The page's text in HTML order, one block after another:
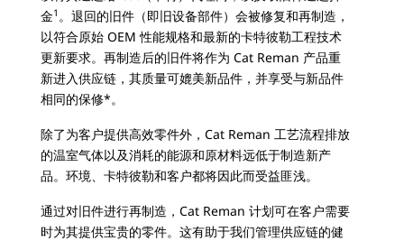
金1 。退回的旧件（即旧设备部件）会被修复和再制造，
以符合原始 OEM 性能规格和最新的卡特彼勒工程技术
更新要求。再制造后的旧件将作为 Cat Reman 产品重
新进入供应链，其质量可媲美新品件，并享受与新品件
相同的保修*。
除了为客户提供高效零件外，Cat Reman 工艺流程排放
的温室气体以及消耗的能源和原材料远低于制造新产
品。环境、卡特彼勒和客户都将因此而受益匪浅。
通过对旧件进行再制造，Cat Reman 计划可在客户需要
时为其提供宝贵的零件。这有助于我们管理供应链的健